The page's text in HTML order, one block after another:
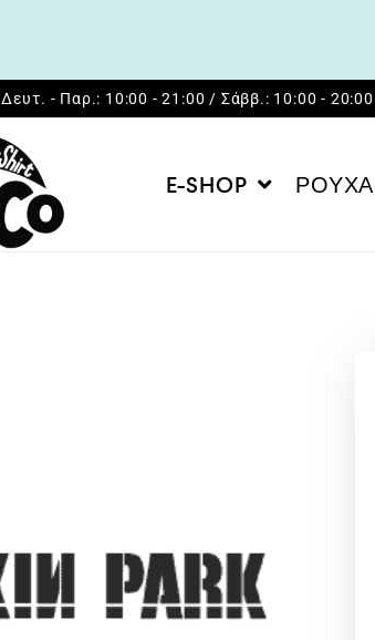
Δευτ. - Παρ.: 10:00 - 21:00 / Σάββ.: 10:00 - 20:00
E-SHOP ΡΟΥΧΑ